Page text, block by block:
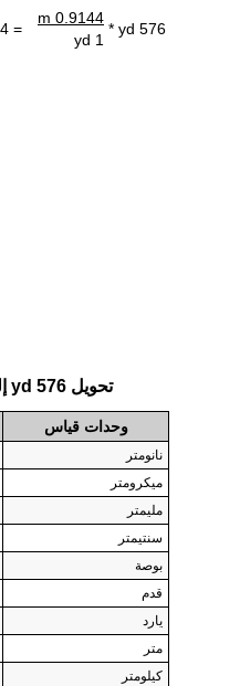
576 yd *
0.9144 m
= 526.6944 m
1 yd
تحويل 576 yd إلى الطول الشائعة
وحدات قياس
نانومتر
ميكرومتر
مليمتر
سنتيمتر
بوصة
قدم
يارد
متر
كيلومتر